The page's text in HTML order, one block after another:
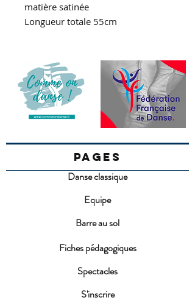
matière satinée
Longueur totale 55cm
PAGES
Danse classique
Equipe
Barre au sol
Fiches pédagogiques
Spectacles
S'inscrire